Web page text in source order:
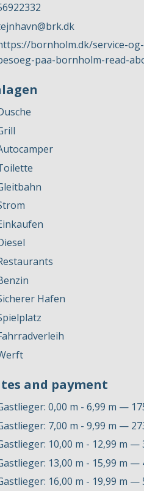
bornholm.dk/service-
paa-bornholm-read-
Hafen
and payment
0,00 m - 6,99 m —
7,00 m - 9,99 m —
10,00 m - 12,99 m —
13,00 m - 15,99 m —
16,00 m - 19,99 m —